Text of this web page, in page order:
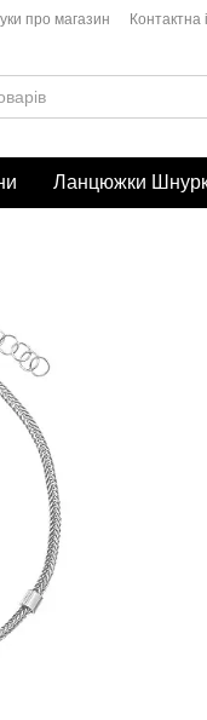
про магазин Контактна
Ланцюжки